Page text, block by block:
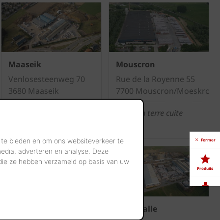
bieden en om ons websiteverkeer te
adverteren en analyse. Deze
ze hebben verzameld op basis van uw
Maaseik
Venlosesteenweg 70
3680 Maaseik
Mouscron
Rue de la Royenne 55
7700 Mouscron/Moeskroen
Tuiles en terre cuite
Westmalle
Fermer
Produits
Télé-